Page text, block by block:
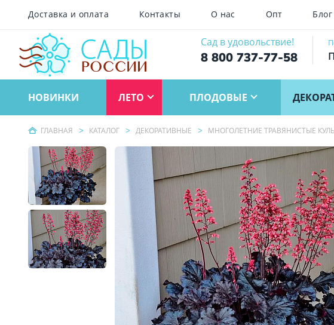
Доставка и оплата Контакты О нас Опт Блог
Сад в удовольствие!
8 800 737-77-58
НОВИНКИ ЛЕТО ПЛОДОВЫЕ
ГЛАВНАЯ КАТАЛОГ ДЕКОРАТИВНЫЕ МНОГОЛЕТНИЕ ТРАВЯНИСТЫЕ